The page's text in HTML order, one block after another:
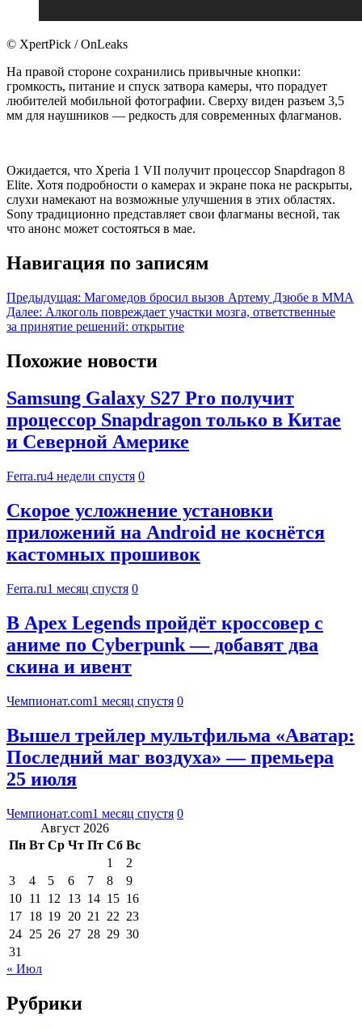
© XpertPick / OnLeaks
На правой стороне сохранились привычные кнопки:
громкость, питание и спуск затвора камеры, что порадует
любителей мобильной фотографии. Сверху виден разъем 3,5
мм для наушников — редкость для современных флагманов.
Ожидается, что Xperia 1 VII получит процессор Snapdragon 8
Elite. Хотя подробности о камерах и экране пока не раскрыты,
слухи намекают на возможные улучшения в этих областях.
Sony традиционно представляет свои флагманы весной, так
что анонс может состояться в мае.
Навигация по записям
Предыдущая: Магомедов бросил вызов Артему Дзюбе в MMA
Далее: Алкоголь повреждает участки мозга, ответственные
за принятие решений: открытие
Похожие новости
Samsung Galaxy S27 Pro получит
процессор Snapdragon только в Китае
и Северной Америке
Ferra.ru4 недели спустя 0
Скорое усложнение установки
приложений на Android не коснётся
кастомных прошивок
Ferra.ru1 месяц спустя 0
В Apex Legends пройдёт кроссовер с
аниме по Cyberpunk — добавят два
скина и ивент
Чемпионат.com1 месяц спустя 0
Вышел трейлер мультфильма «Аватар:
Последний маг воздуха» — премьера
25 июля
Чемпионат.com1 месяц спустя 0
Август 2026
Пн Вт Ср Чт Пт Сб Вс
1
2
3
4 5 6 7 8
9
10 11 12 13 14 15 16
17 18 19 20 21 22 23
24 25 26 27 28 29 30
31
« Июл
Рубрики